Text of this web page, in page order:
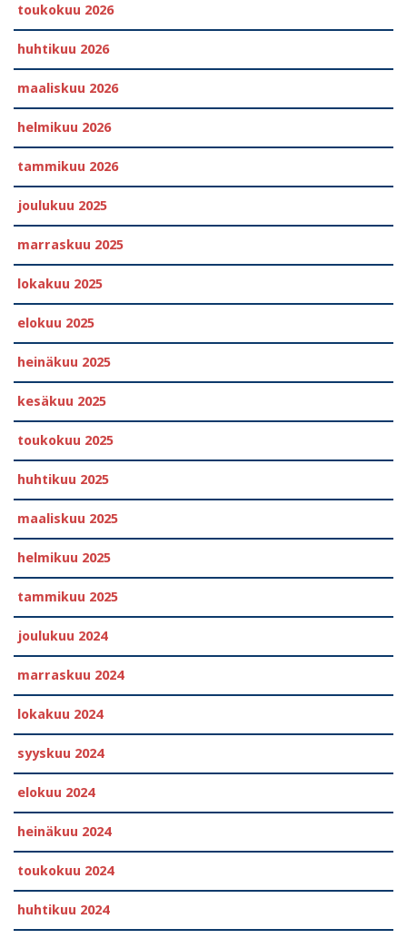
toukokuu 2026
huhtikuu 2026
maaliskuu 2026
helmikuu 2026
tammikuu 2026
joulukuu 2025
marraskuu 2025
lokakuu 2025
elokuu 2025
heinäkuu 2025
kesäkuu 2025
toukokuu 2025
huhtikuu 2025
maaliskuu 2025
helmikuu 2025
tammikuu 2025
joulukuu 2024
marraskuu 2024
lokakuu 2024
syyskuu 2024
elokuu 2024
heinäkuu 2024
toukokuu 2024
huhtikuu 2024